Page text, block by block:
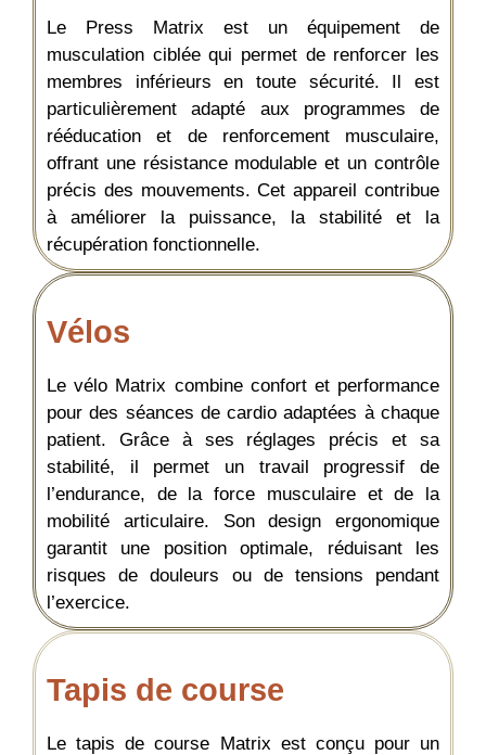
Le Press Matrix est un équipement de
musculation ciblée qui permet de renforcer les
membres inférieurs en toute sécurité. Il est
particulièrement adapté aux programmes de
rééducation et de renforcement musculaire,
offrant une résistance modulable et un contrôle
précis des mouvements. Cet appareil contribue
à améliorer la puissance, la stabilité et la
récupération fonctionnelle.
Vélos
Le vélo Matrix combine confort et performance
pour des séances de cardio adaptées à chaque
patient. Grâce à ses réglages précis et sa
stabilité, il permet un travail progressif de
l’endurance, de la force musculaire et de la
mobilité articulaire. Son design ergonomique
garantit une position optimale, réduisant les
risques de douleurs ou de tensions pendant
l’exercice.
Tapis de course
Le tapis de course Matrix est conçu pour un